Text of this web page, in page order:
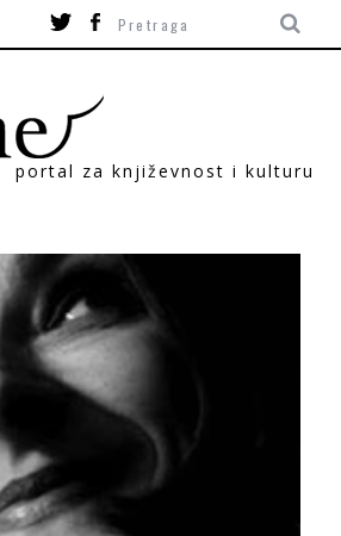
portal za književnost i kulturu